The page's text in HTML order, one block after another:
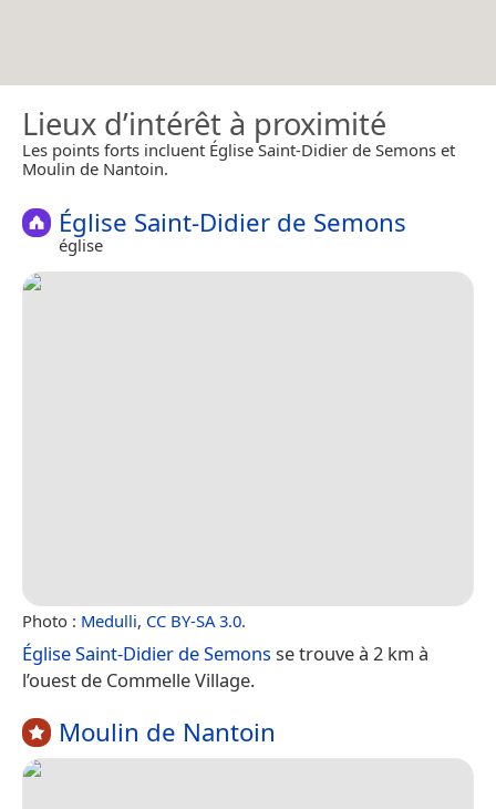
Lieux d’intérêt à proximité
Les points forts incluent Église Saint-Didier de Semons et
Moulin de Nantoin.
Église Saint-Didier de Semons
église
Photo : Medulli, CC BY-SA 3.0.
Église Saint-Didier de Semonsse trouve à 2 km à
l’ouest de Commelle Village.
Moulin de Nantoin